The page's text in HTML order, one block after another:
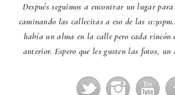
Después seguimos a encontrar un lugar
caminando las callecitas a eso de las
había un alma en la calle pero cada rincón
anterior. Espero que les gusten las fotos, un